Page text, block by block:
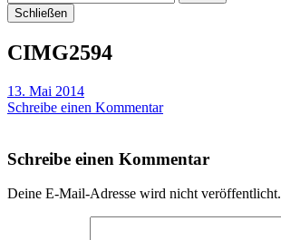
Schließen
CIMG2594
13. Mai 2014
Schreibe einen Kommentar
Schreibe einen Kommentar
Deine E-Mail-Adresse wird nicht veröffentlicht.